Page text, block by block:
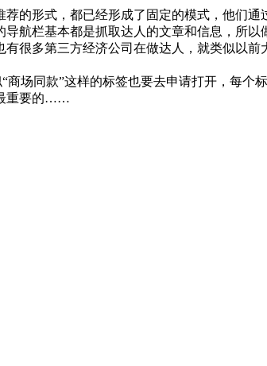
形式，都已经形成了固定的模式，他们通
航栏基本都是抓取达人的文章和信息，所
很多第三方经济公司在做达人，就类似以
场同款”这样的标签也要去申请打开，每个
重要的……